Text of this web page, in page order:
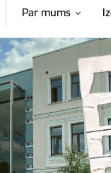
Par mums
tehnikums